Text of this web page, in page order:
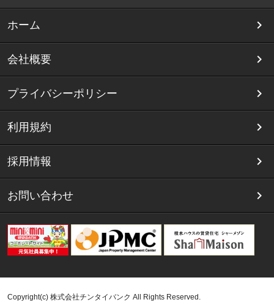
ホーム
会社概要
プライバシーポリシー
利用規約
採用情報
お問い合わせ
Copyright(c) 株式会社チンタイバンク All Rights Reserved.